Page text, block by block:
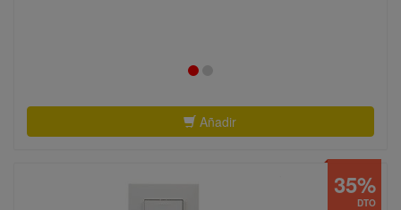
Añadir
DTO
35%